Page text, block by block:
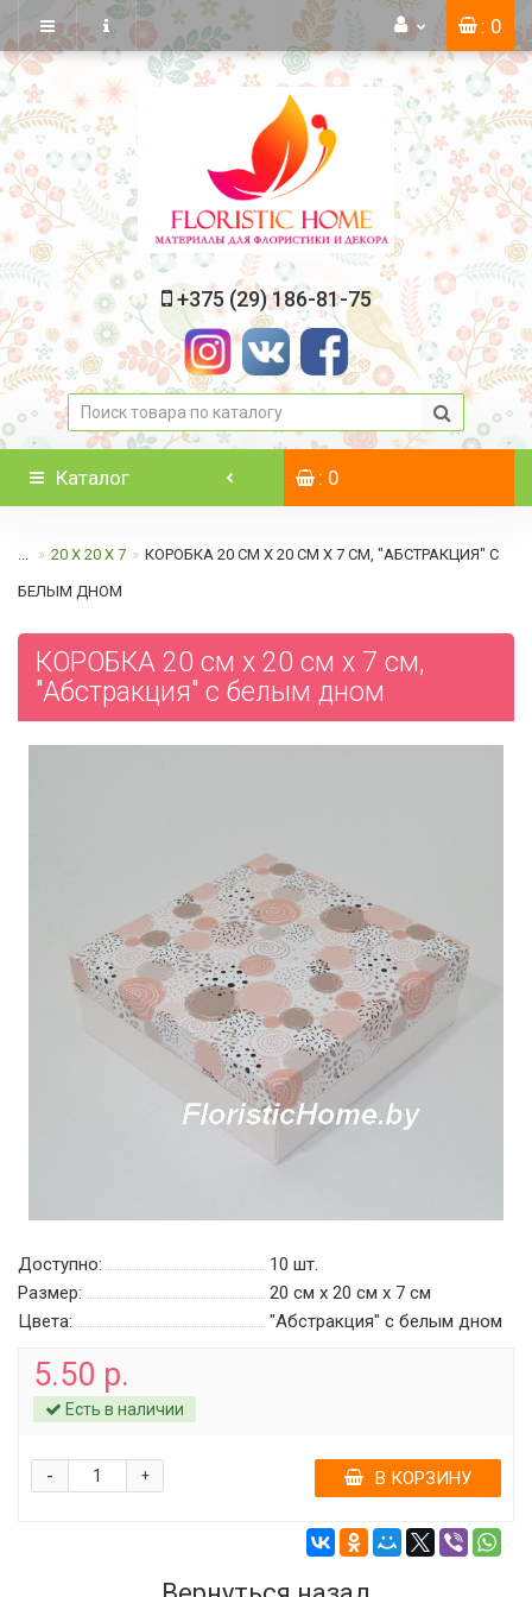
: 0
+375 (29) 186-81-75
Каталог : 0
... 20 Х 20 Х 7 КОРОБКА 20 СМ Х 20 СМ Х 7 СМ, "АБСТРАКЦИЯ" C
БЕЛЫМ ДНОМ
КОРОБКА 20 см х 20 см х 7 см,
"Абстракция" c белым дном
Доступно: 10 шт.
Размер:
20 см х 20 см х 7 см
Цвета:
"Абстракция" c белым дном
5.50 р.
Есть в наличии
+
- В КОРЗИНУ